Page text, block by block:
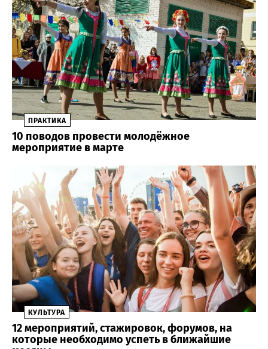
ПРАКТИКА
10 поводов провести молодёжное
мероприятие в марте
КУЛЬТУРА
12 мероприятий, стажировок, форумов, на
которые необходимо успеть в ближайшие